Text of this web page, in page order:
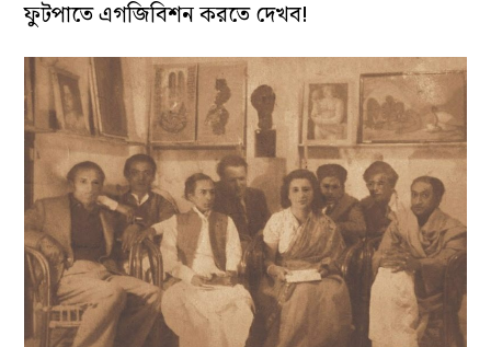
ফুটপাতে এগজিবিশন করতে দেখব!